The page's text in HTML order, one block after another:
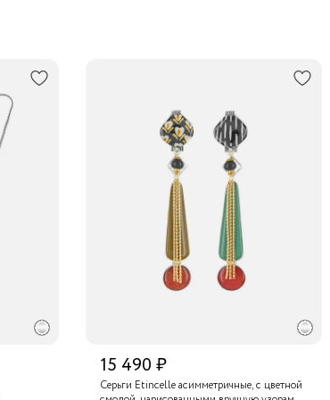
15 490 ₽
Серьги Etincelle асимметричные, с цветной